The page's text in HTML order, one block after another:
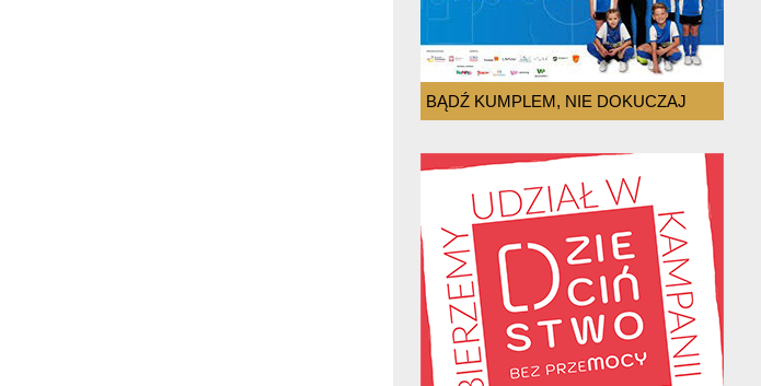
BĄDŹ KUMPLEM, NIE DOKUCZAJ